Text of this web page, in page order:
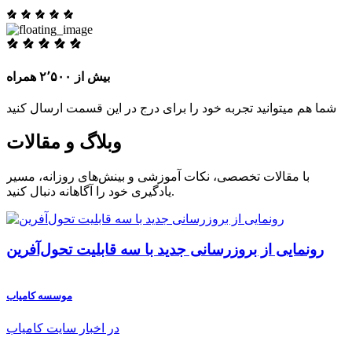
بیش از ۲٬۵۰۰ همراه
شما هم میتوانید تجربه خود را برای درج در این قسمت ارسال کنید
وبلاگ و مقالات
با مقالات تخصصی، نکات آموزشی و بینش‌های روزانه، مسیر
یادگیری خود را آگاهانه دنبال کنید.
رونمایی از بروزرسانی جدید با سه قابلیت تحول‌آفرین
موسسه کامیاب
در اخبار سایت کامیاب